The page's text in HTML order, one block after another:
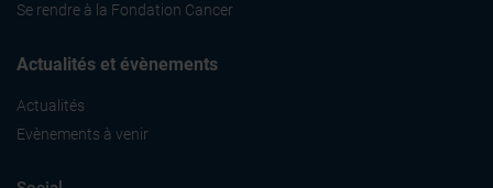
Se rendre à la Fondation Cancer
Actualités et évènements
Actualités
Evènements à venir